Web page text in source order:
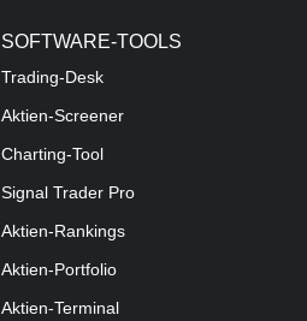
SOFTWARE-TOOLS
Trading-Desk
Aktien-Screener
Charting-Tool
Signal Trader Pro
Aktien-Rankings
Aktien-Portfolio
Aktien-Terminal